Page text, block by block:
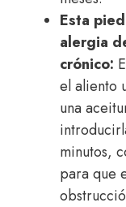
Esta
alergia
crónico:
el aliento
una
minutos,
para que